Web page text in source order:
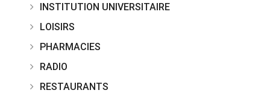
INSTITUTION UNIVERSITAIRE
LOISIRS
PHARMACIES
RADIO
RESTAURANTS